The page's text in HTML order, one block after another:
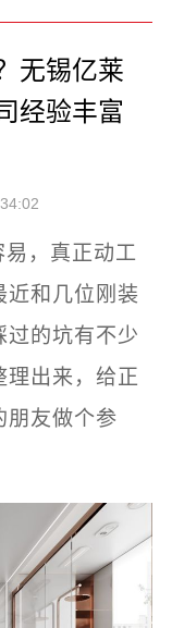
无锡亿莱
经验丰富
易，真正动工
近和几位刚装
过的坑有不少
理出来，给正
朋友做个参